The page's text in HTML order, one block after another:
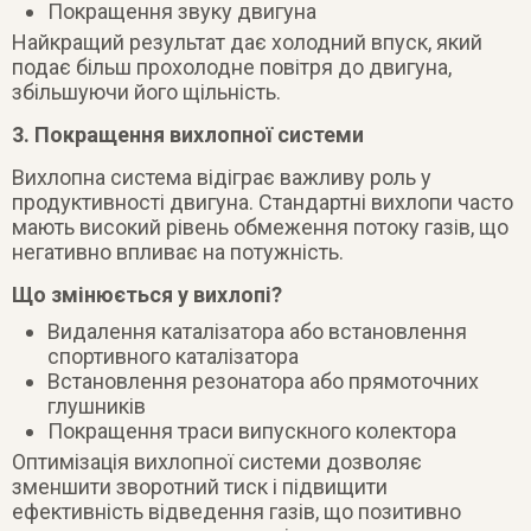
Покращення звуку двигуна
Найкращий результат дає холодний впуск, який
подає більш прохолодне повітря до двигуна,
збільшуючи його щільність.
3. Покращення вихлопної системи
Вихлопна система відіграє важливу роль у
продуктивності двигуна. Стандартні вихлопи часто
мають високий рівень обмеження потоку газів, що
негативно впливає на потужність.
Що змінюється у вихлопі?
Видалення каталізатора або встановлення
спортивного каталізатора
Встановлення резонатора або прямоточних
глушників
Покращення траси випускного колектора
Оптимізація вихлопної системи дозволяє
зменшити зворотний тиск і підвищити
ефективність відведення газів, що позитивно